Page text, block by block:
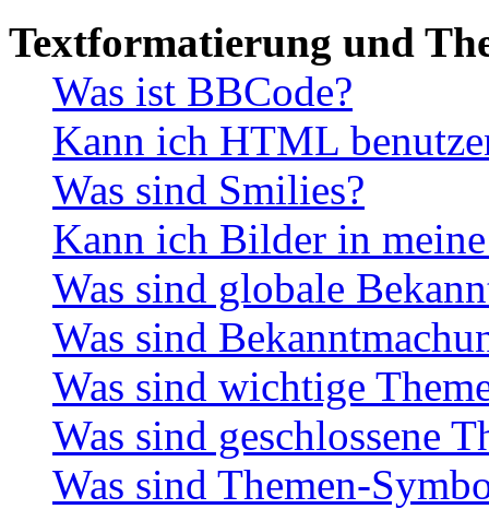
Textformatierung und
Was ist BBCode?
Kann ich HTML
Was sind Smilies?
Kann ich Bilder in
Was sind globale
Was sind
Was sind wichtige
Was sind geschlossene
Was sind Themen-